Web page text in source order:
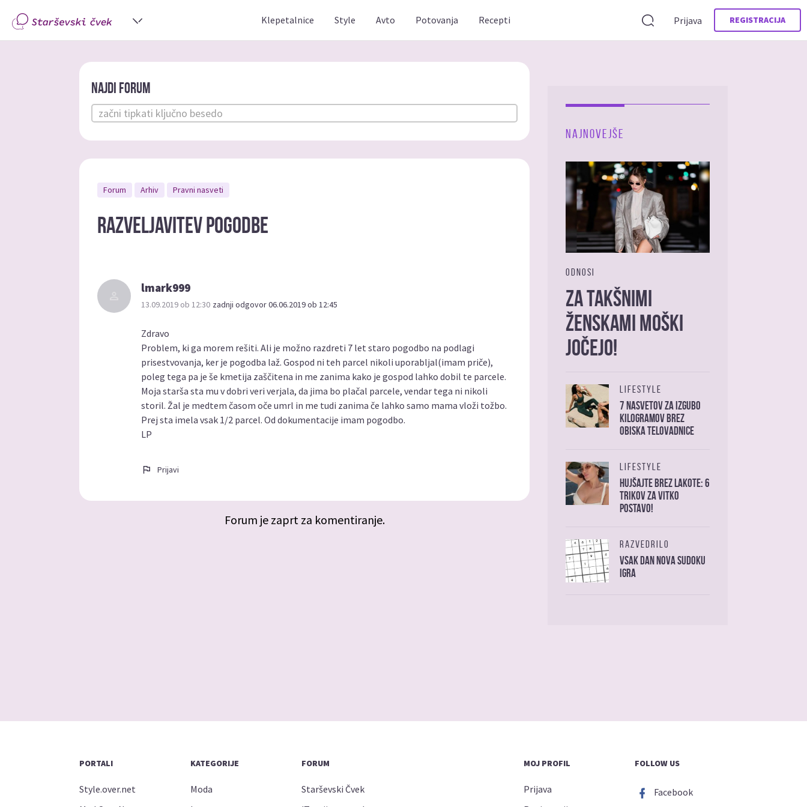
Klepetalnice Style Avto Potovanja Recepti Prijava REGISTRACIJA
Najdi forum
Forum Arhiv Pravni nasveti
Razveljavitev pogodbe
lmark999
13.09.2019 ob 12:30 zadnji odgovor 06.06.2019 ob 12:45
Zdravo
Problem, ki ga morem rešiti. Ali je možno razdreti 7 let staro pogodbo na podlagi
prisestvovanja, ker je pogodba laž. Gospod ni teh parcel nikoli uporabljal(imam priče),
poleg tega pa je še kmetija zaščitena in me zanima kako je gospod lahko dobil te parcele.
Moja starša sta mu v dobri veri verjala, da jima bo plačal parcele, vendar tega ni nikoli
storil. Žal je medtem časom oče umrl in me tudi zanima če lahko samo mama vloži tožbo.
Prej sta imela vsak 1/2 parcel. Od dokumentacije imam pogodbo.
LP
Prijavi
Forum je zaprt za komentiranje.
NAJNOVEJŠE
ODNOSI
Za takšnimi
ženskami moški
jočejo!
LIFESTYLE
7 nasvetov za izgubo
kilogramov brez
obiska telovadnice
LIFESTYLE
Hujšajte brez lakote: 6
trikov za vitko
postavo!
RAZVEDRILO
Vsak dan nova sudoku
igra
PORTALI
Style.over.net
KATEGORIJE
Moda
FORUM
Starševski Čvek
MOJ PROFIL
Prijava
FOLLOW US
Facebook